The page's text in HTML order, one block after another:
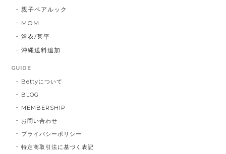
親子ペアルック
MOM
浴衣/甚平
沖縄送料追加
GUIDE
Bettyについて
BLOG
MEMBERSHIP
お問い合わせ
プライバシーポリシー
特定商取引法に基づく表記